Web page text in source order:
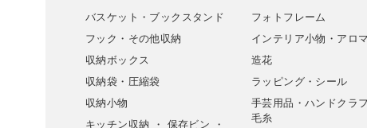
バスケット・ブックスタンド
フック・その他収納
収納ボックス
収納袋・圧縮袋
収納小物
キッチン収納 ・ 保存ビン ・
フォトフレーム
インテリア小物・アロマ
造花
ラッピング・シール
手芸用品・ハンドクラ
毛糸